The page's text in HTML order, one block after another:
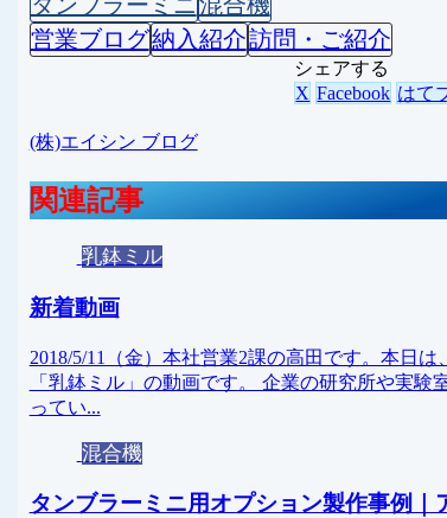
営業ブログ納入紹介訪問・ご紹介
シェアする
X Facebook はて
(株)エイシン ブログ
関連記事
乳鉢ミル
新着動画
2018/5/11（金）本社営業2課の高田です。本日
「乳鉢ミル」の動画です。 企業の研究所や実
ってい...
混合機
タンブラーミニ用オプション製作事例